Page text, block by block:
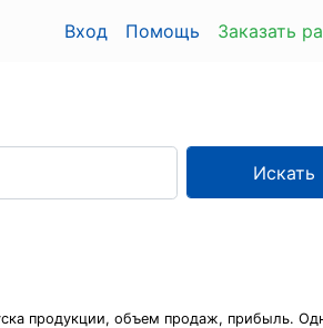
Вход Помощь Заказать
Искать
продукции, объем продаж, прибыль.